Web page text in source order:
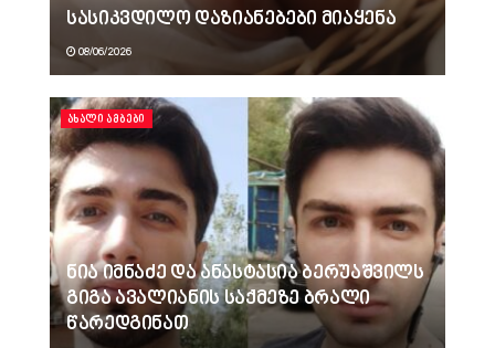
სასიკვდილო დაზიანებები მიაყენა
08/06/2026
ᲐᲮᲐᲚᲘ ᲐᲛᲑᲔᲑᲘ
ნია იმნაძე და ანასტასია ბერუაშვილს
გიგა ავალიანის საქმეზე ბრალი
წარედგინათ